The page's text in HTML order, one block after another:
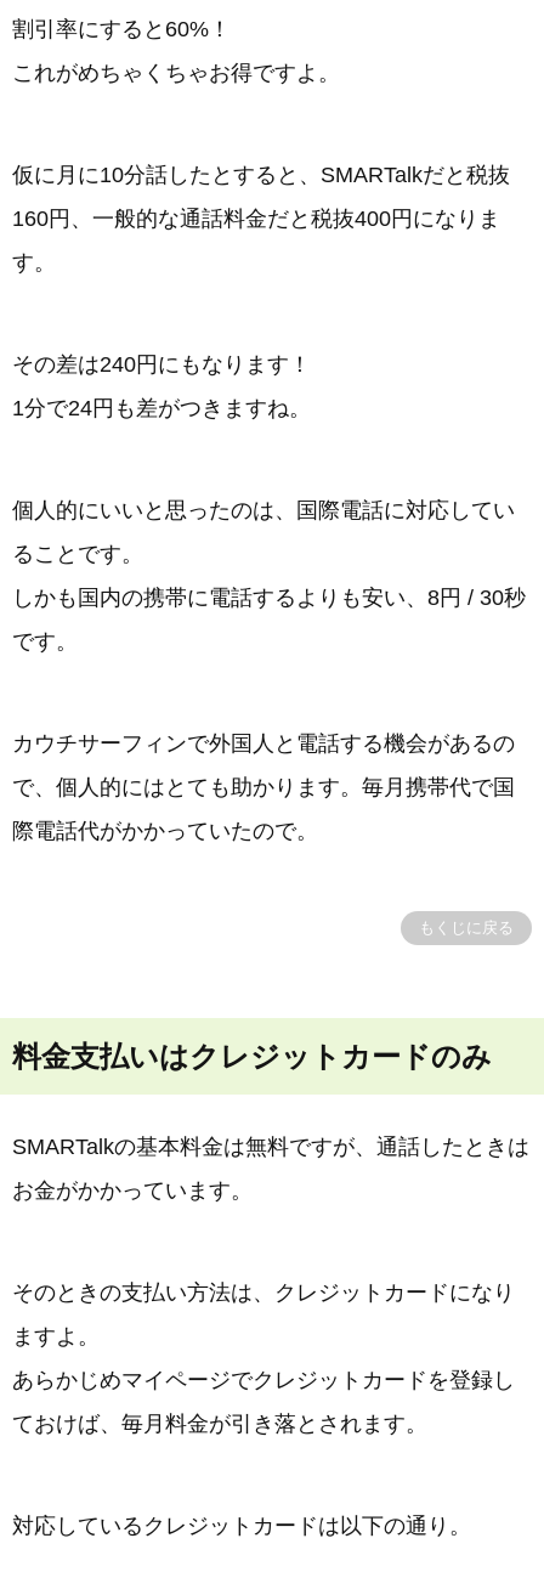
割引率にすると60%！
これがめちゃくちゃお得ですよ。
仮に月に10分話したとすると、SMARTalkだと税抜
160円、一般的な通話料金だと税抜400円になりま
す。
その差は240円にもなります！
1分で24円も差がつきますね。
個人的にいいと思ったのは、国際電話に対応してい
ることです。
しかも国内の携帯に電話するよりも安い、8円 / 30秒
です。
カウチサーフィンで外国人と電話する機会があるの
で、個人的にはとても助かります。毎月携帯代で国
際電話代がかかっていたので。
もくじに戻る
料金支払いはクレジットカードのみ
SMARTalkの基本料金は無料ですが、通話したときは
お金がかかっています。
そのときの支払い方法は、クレジットカードになり
ますよ。
あらかじめマイページでクレジットカードを登録し
ておけば、毎月料金が引き落とされます。
対応しているクレジットカードは以下の通り。